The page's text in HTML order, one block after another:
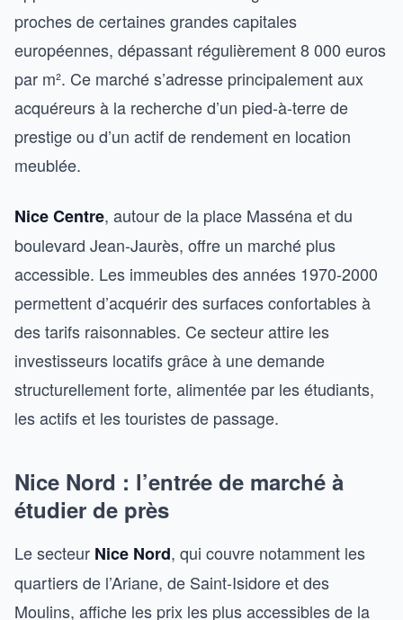
proches de certaines grandes capitales
européennes, dépassant régulièrement 8 000 euros
par m². Ce marché s’adresse principalement aux
acquéreurs à la recherche d’un pied-à-terre de
prestige ou d’un actif de rendement en location
meublée.
Nice Centre, autour de la place Masséna et du
boulevard Jean-Jaurès, offre un marché plus
accessible. Les immeubles des années 1970-2000
permettent d’acquérir des surfaces confortables à
des tarifs raisonnables. Ce secteur attire les
investisseurs locatifs grâce à une demande
structurellement forte, alimentée par les étudiants,
les actifs et les touristes de passage.
Nice Nord : l’entrée de marché à
étudier de près
Le secteur Nice Nord, qui couvre notamment les
quartiers de l’Ariane, de Saint-Isidore et des
Moulins, affiche les prix les plus accessibles de la